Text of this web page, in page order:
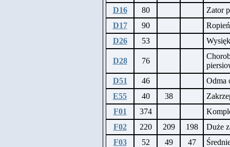
D16
80
Zator
D17
90
D26
53
D28 76
D51
46
Odma
E55
40 38
F01
374
F02
220 209 198
Duże
F03
52 49 47